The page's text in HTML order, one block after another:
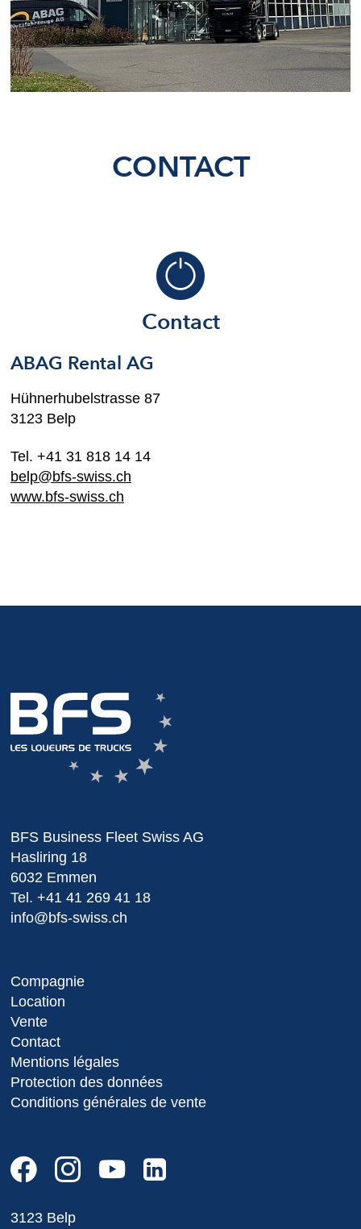
CONTACT
Contact
ABAG Rental AG
Hühnerhubelstrasse 87
3123 Belp
Tel. +41 31 818 14 14
belp@bfs-swiss.ch
www.bfs-swiss.ch
BFS Business Fleet Swiss AG
Hasliring 18
6032 Emmen
Tel. +41 41 269 41 18
info@bfs-swiss.ch
Compagnie
Location
Vente
Contact
Mentions légales
Protection des données
Conditions générales de vente
3123 Belp